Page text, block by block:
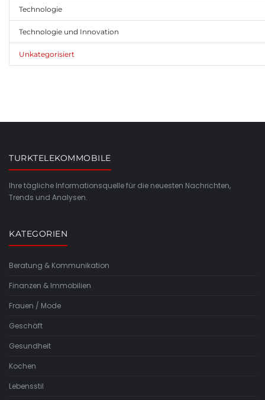
Technologie
Technologie und Innovation
Unkategorisiert
TURKTELEKOMMOBILE
Ihre tägliche Informationsquelle für die neuesten Nachrichten,
Trends und Analysen.
KATEGORIEN
Beratung & Kommunikation
Finanzen & Immobilien
Frauen / Mode
Geschäft
Gesundheit
Kochen
Lebensstil